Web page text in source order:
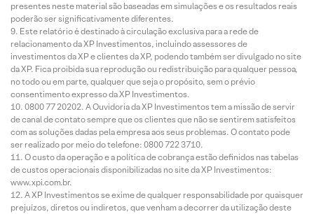
presentes neste material são baseadas em simulações e os resultados reais
poderão ser significativamente diferentes.
Este relatório é destinado à circulação exclusiva para a rede de
relacionamento da XP Investimentos, incluindo assessores de
investimentos da XP e clientes da XP, podendo também ser divulgado no site
da XP. Fica proibida sua reprodução ou redistribuição para qualquer pessoa,
no todo ou em parte, qualquer que seja o propósito, sem o prévio
consentimento expresso da XP Investimentos.
0800 77 20202. A Ouvidoria da XP Investimentos tem a missão de servir
de canal de contato sempre que os clientes que não se sentirem satisfeitos
com as soluções dadas pela empresa aos seus problemas. O contato pode
ser realizado por meio do telefone: 0800 722 3710.
O custo da operação e a política de cobrança estão definidos nas tabelas
de custos operacionais disponibilizadas no site da XP Investimentos:
www.xpi.com.br.
A XP Investimentos se exime de qualquer responsabilidade por quaisquer
prejuízos, diretos ou indiretos, que venham a decorrer da utilização deste